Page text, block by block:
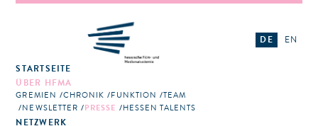
STARTSEITE
ÜBER HFMA
GREMIEN CHRONIK FUNKTION
TEAM
NEWSLETTER
PRESSE HESSEN TALENTS
NETZWERK
DE EN